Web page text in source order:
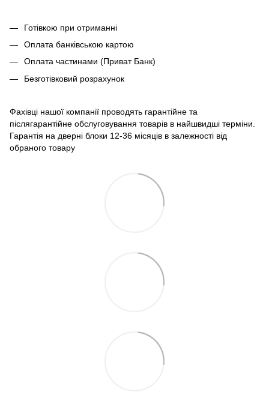
Готівкою при отриманні
Оплата банківською картою
Оплата частинами (Приват Банк)
Безготівковий розрахунок
Фахівці нашої компанії проводять гарантійне та
післягарантійне обслуговування товарів в найшвидші терміни.
Гарантія на дверні блоки 12-36 місяців в залежності від
обраного товару